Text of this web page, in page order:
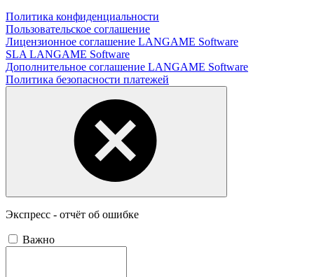
Политика конфиденциальности
Пользовательское соглашение
Лицензионное соглашение LANGAME Software
SLA LANGAME Software
Дополнительное соглашение LANGAME Software
Политика безопасности платежей
Экспресс - отчёт об ошибке
Важно